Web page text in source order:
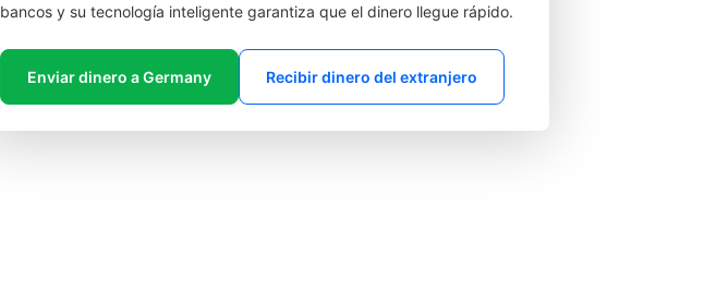
bancos y su tecnología inteligente garantiza que el dinero llegue rápido.
Enviar dinero a Germany Recibir dinero del extranjero